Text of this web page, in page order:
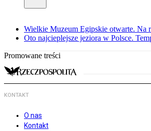
Wielkie Muzeum Egipskie otwarte. Na
Oto najcieplejsze jeziora w Polsce.
Promowane treści
KONTAKT
O nas
Kontakt